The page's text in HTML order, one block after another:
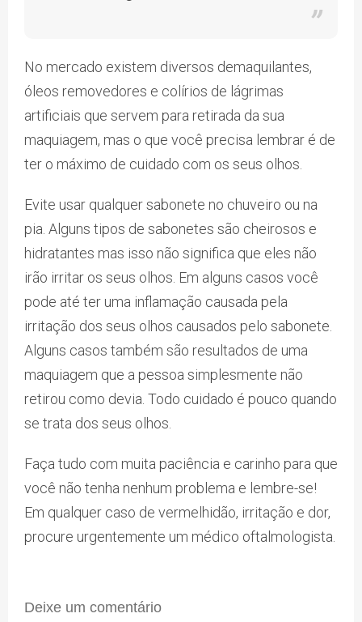
No mercado existem diversos demaquilantes,
óleos removedores e colírios de lágrimas
artificiais que servem para retirada da sua
maquiagem, mas o que você precisa lembrar é de
ter o máximo de cuidado com os seus olhos.
Evite usar qualquer sabonete no chuveiro ou na
pia. Alguns tipos de sabonetes são cheirosos e
hidratantes mas isso não significa que eles não
irão irritar os seus olhos. Em alguns casos você
pode até ter uma inflamação causada pela
irritação dos seus olhos causados pelo sabonete.
Alguns casos também são resultados de uma
maquiagem que a pessoa simplesmente não
retirou como devia. Todo cuidado é pouco quando
se trata dos seus olhos.
Faça tudo com muita paciência e carinho para que
você não tenha nenhum problema e lembre-se!
Em qualquer caso de vermelhidão, irritação e dor,
procure urgentemente um médico oftalmologista.
Deixe um comentário